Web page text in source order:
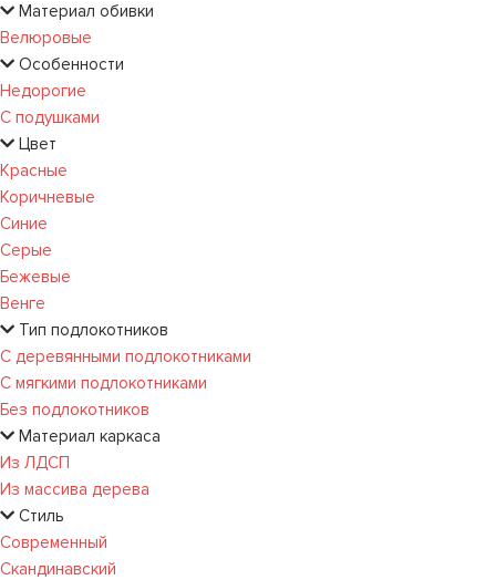
Материал обивки
Велюровые
Особенности
Недорогие
С подушками
Цвет
Красные
Коричневые
Синие
Серые
Бежевые
Венге
Тип подлокотников
С деревянными подлокотниками
С мягкими подлокотниками
Без подлокотников
Материал каркаса
Из ЛДСП
Из массива дерева
Стиль
Современный
Скандинавский